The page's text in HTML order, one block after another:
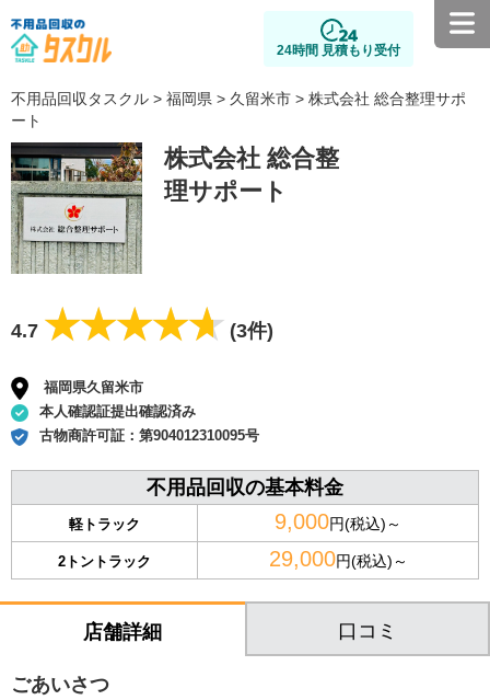
24時間 見積もり受付
不用品回収タスクル > 福岡県 > 久留米市 > 株式会社 総合整理サポ
ート
株式会社 総合整
理サポート
4.7 ★★★★★
★★★★★ (3件)
福岡県久留米市
本人確認証提出確認済み
古物商許可証： 第904012310095号
不用品回収の基本料金
軽トラック 9,000円(税込)～
2トントラック 29,000円(税込)～
店舗詳細 口コミ
ごあいさつ